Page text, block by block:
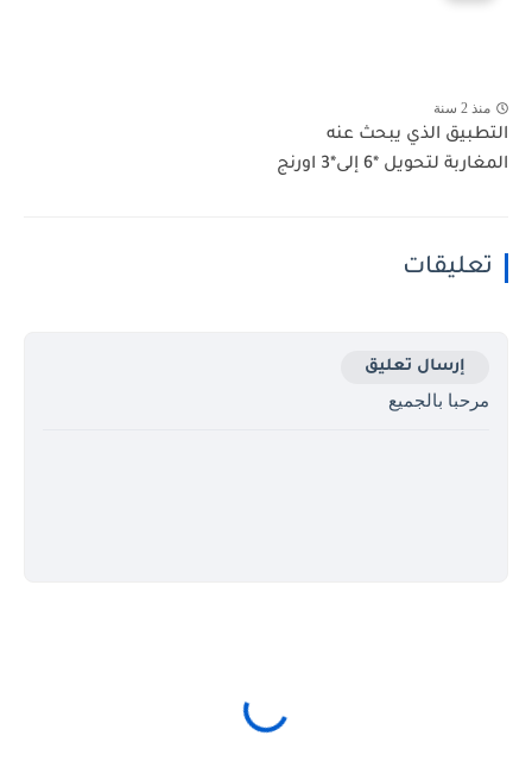
منذ 2 سنة
التطبيق الذي يبحث عنه
المغاربة لتحويل *6 إلى*3 اورنج
تعليقات
إرسال تعليق
مرحبا بالجميع